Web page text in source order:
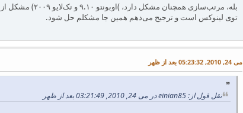
بله،
توی لینوکس است و ترجیح می‌دهم همین جا مشکلم حل شود.
می 24, 2010, 05:23:32 بعد از ظهر
نقل قول از: einian85 در می 24, 2010, 03:21:49 بعد از ظهر